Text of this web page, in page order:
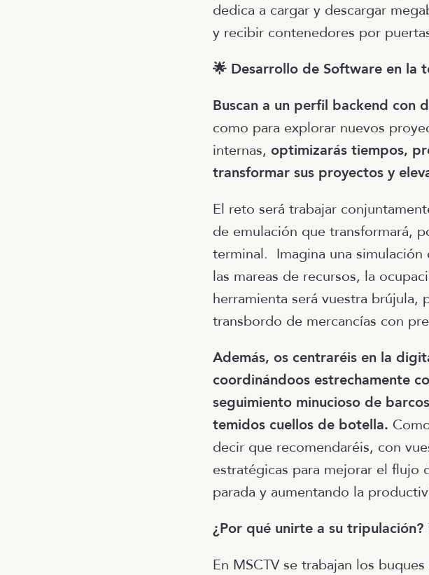
dedica a cargar y descargar
y recibir contenedores por
🌟 Desarrollo de Software en la
Buscan a un perfil backend con
como para explorar nuevos
internas, optimizarás tiempos,
transformar sus proyectos y
El reto será trabajar
de emulación que transformará,
terminal. Imagina una
las mareas de recursos, la
herramienta será vuestra
transbordo de mercancías con
Además, os centraréis en la
coordinándoos estrechamente
seguimiento minucioso de
temidos cuellos de botella.
decir que recomendaréis, con
estratégicas para mejorar el flujo
parada y aumentando la
¿Por qué unirte a su tripulación?
En MSCTV se trabajan los